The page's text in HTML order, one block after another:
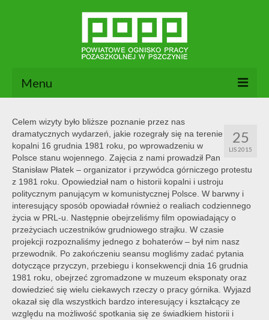
Menu
O nas
Dokumenty POPP
Kontakt
BIP
25
LIS 2015
Celem wizyty było bliższe poznanie przez nas
dramatycznych wydarzeń, jakie rozegrały się na terenie
kopalni 16 grudnia 1981 roku, po wprowadzeniu w
Polsce stanu wojennego. Zajęcia z nami prowadził Pan
Stanisław Płatek – organizator i przywódca górniczego protestu
z 1981 roku. Opowiedział nam o historii kopalni i ustroju
politycznym panującym w komunistycznej Polsce. W barwny i
interesujący sposób opowiadał również o realiach codziennego
życia w PRL-u. Następnie obejrzeliśmy film opowiadający o
przeżyciach uczestników grudniowego strajku. W czasie
projekcji rozpoznaliśmy jednego z bohaterów – był nim nasz
przewodnik. Po zakończeniu seansu mogliśmy zadać pytania
dotyczące przyczyn, przebiegu i konsekwencji dnia 16 grudnia
1981 roku, obejrzeć zgromadzone w muzeum eksponaty oraz
dowiedzieć się wielu ciekawych rzeczy o pracy górnika. Wyjazd
okazał się dla wszystkich bardzo interesujący i kształcący ze
względu na możliwość spotkania się ze świadkiem historii i